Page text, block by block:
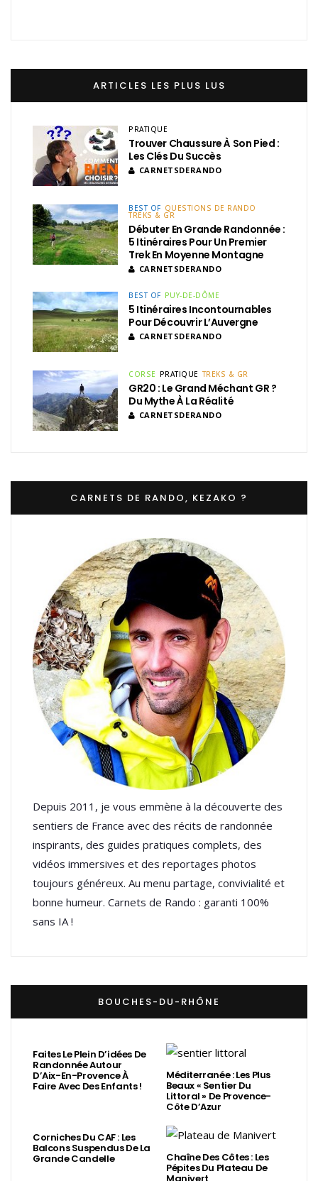
ARTICLES LES PLUS LUS
PRATIQUE
Trouver Chaussure À Son Pied :
Les Clés Du Succès
CARNETSDERANDO
BEST OF QUESTIONS DE RANDO
TREKS & GR
Débuter En Grande Randonnée :
5 Itinéraires Pour Un Premier
Trek En Moyenne Montagne
CARNETSDERANDO
BEST OF PUY-DE-DÔME
5 Itinéraires Incontournables
Pour Découvrir L’Auvergne
CARNETSDERANDO
CORSE PRATIQUE TREKS & GR
GR20 : Le Grand Méchant GR ?
Du Mythe À La Réalité
CARNETSDERANDO
CARNETS DE RANDO, KEZAKO ?
Depuis 2011, je vous emmène à la découverte des
sentiers de France avec des récits de randonnée
inspirants, des guides pratiques complets, des
vidéos immersives et des reportages photos
toujours généreux. Au menu partage, convivialité et
bonne humeur. Carnets de Rando : garanti 100%
sans IA !
BOUCHES-DU-RHÔNE
Faites Le Plein D’idées De
Randonnée Autour
D’Aix-En-Provence À
Faire Avec Des Enfants !
Méditerranée : Les Plus
Beaux « Sentier Du
Littoral » De Provence-
Côte D’Azur
Corniches Du CAF : Les
Balcons Suspendus De La
Grande Candelle Chaîne Des Côtes : Les
Pépites Du Plateau De